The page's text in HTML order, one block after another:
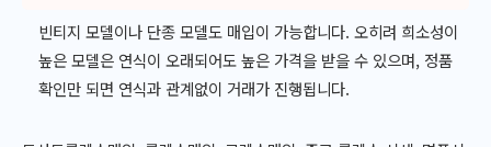
빈티지 모델이나 단종 모델도 매입이 가능합니다. 오히려 희소성이
높은 모델은 연식이 오래되어도 높은 가격을 받을 수 있으며, 정품
확인만 되면 연식과 관계없이 거래가 진행됩니다.